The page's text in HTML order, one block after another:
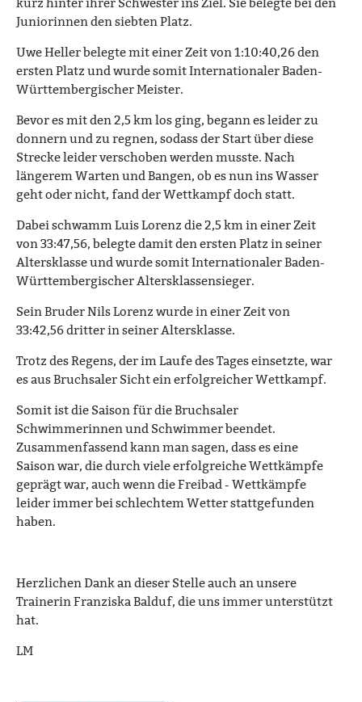
Juniorinnen den siebten Platz.
Uwe Heller belegte mit einer Zeit von 1:10:40,26 den
ersten Platz und wurde somit Internationaler Baden-
Württembergischer Meister.
Bevor es mit den 2,5 km los ging, begann es leider zu
donnern und zu regnen, sodass der Start über diese
Strecke leider verschoben werden musste. Nach
längerem Warten und Bangen, ob es nun ins Wasser
geht oder nicht, fand der Wettkampf doch statt.
Dabei schwamm Luis Lorenz die 2,5 km in einer Zeit
von 33:47,56, belegte damit den ersten Platz in seiner
Altersklasse und wurde somit Internationaler Baden-
Württembergischer Altersklassensieger.
Sein Bruder Nils Lorenz wurde in einer Zeit von
33:42,56 dritter in seiner Altersklasse.
Trotz des Regens, der im Laufe des Tages einsetzte, war
es aus Bruchsaler Sicht ein erfolgreicher Wettkampf.
Somit ist die Saison für die Bruchsaler
Schwimmerinnen und Schwimmer beendet.
Zusammenfassend kann man sagen, dass es eine
Saison war, die durch viele erfolgreiche Wettkämpfe
geprägt war, auch wenn die Freibad - Wettkämpfe
leider immer bei schlechtem Wetter stattgefunden
haben.
Herzlichen Dank an dieser Stelle auch an unsere
Trainerin Franziska Balduf, die uns immer unterstützt
hat.
LM